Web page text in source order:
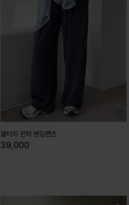
쿨터치 핀턱 밴딩팬츠
39,000